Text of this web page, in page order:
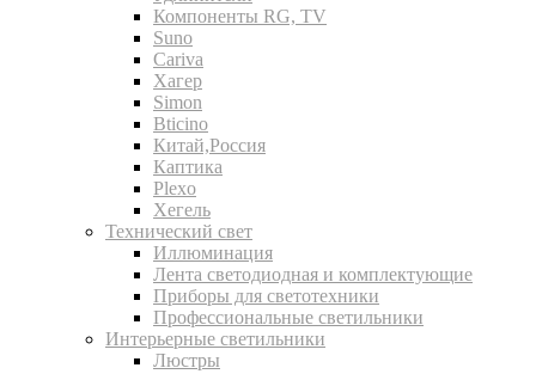
Компоненты RG, TV
Suno
Cariva
Хагер
Simon
Bticino
Китай,Россия
Каптика
Plexo
Хегель
Технический свет
Иллюминация
Лента светодиодная и комплектующие
Приборы для светотехники
Профессиональные светильники
Интерьерные светильники
Люстры